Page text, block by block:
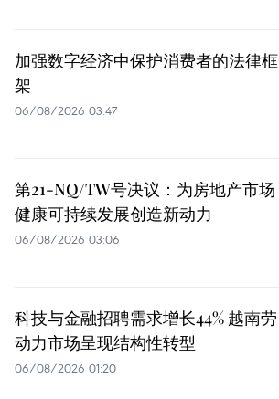
加强数字经济中保护消费者的法律框
架
06/08/2026 03:47
第21-NQ/TW号决议：为房地产市场
健康可持续发展创造新动力
06/08/2026 03:06
科技与金融招聘需求增长44% 越南劳
动力市场呈现结构性转型
06/08/2026 01:20